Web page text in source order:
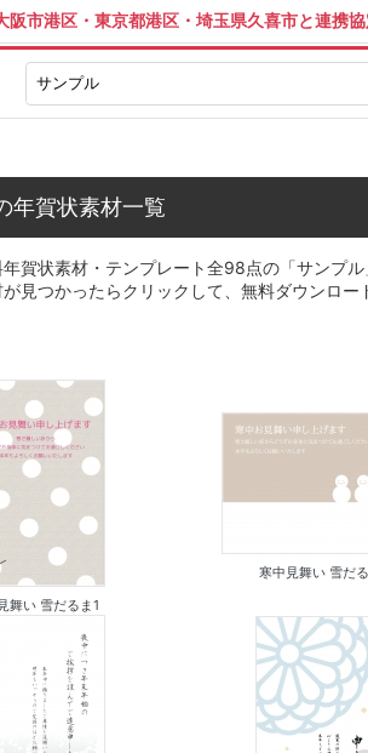
阪市港区・東京都港区・埼玉県久喜市と連携
年賀状素材一覧
賀状素材・テンプレート全98点の「サンプ
見つかったらクリックして、無料ダウンロー
舞い 雪だるま1
寒中見舞い 雪だ